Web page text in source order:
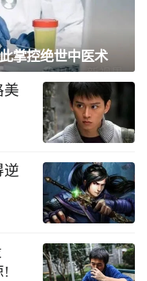
掌控绝世中医术
美
逆
!